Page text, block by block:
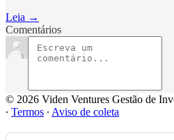
Leia →
Comentários
© 2026 Viden Ventures Gestão de
∙ Termos ∙ Aviso de coleta